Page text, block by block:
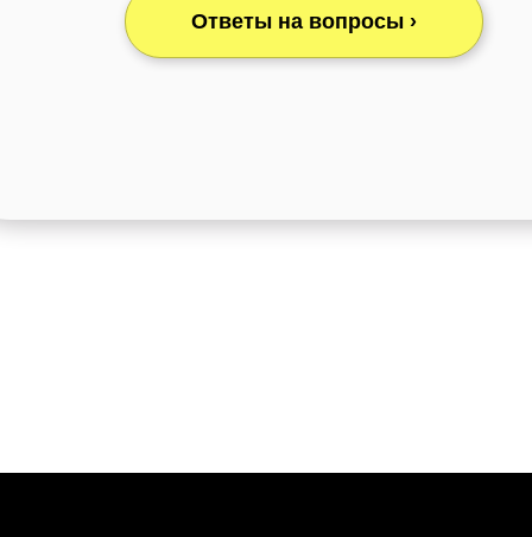
Ответы на вопросы ›